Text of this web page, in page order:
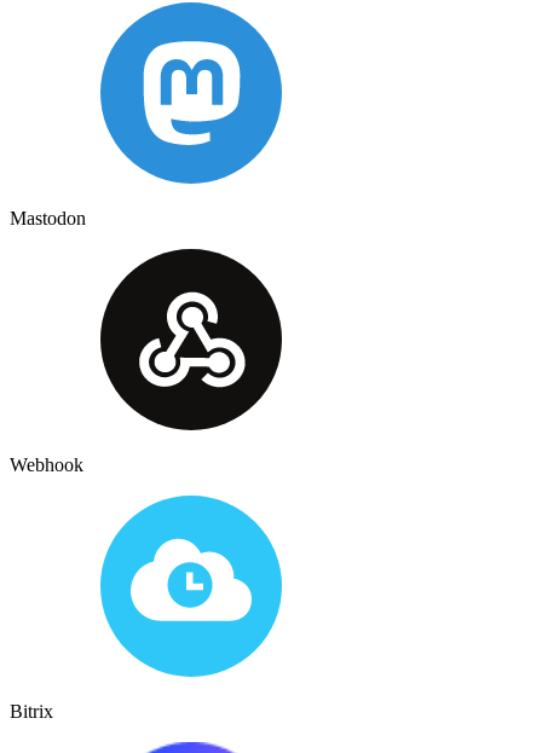
Mastodon
Webhook
Bitrix